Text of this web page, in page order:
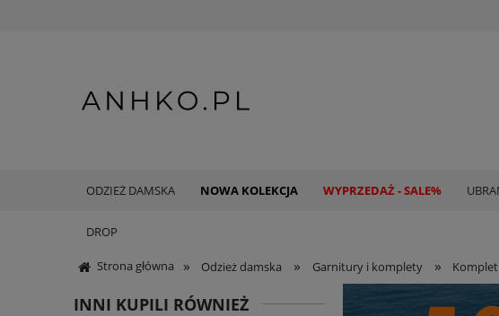
ODZIEŻ DAMSKA NOWA KOLEKCJA WYPRZEDAŻ - SALE%
DROP
Strona główna » Odzież damska » Garnitury i komplety »
INNI KUPILI RÓWNIEŻ